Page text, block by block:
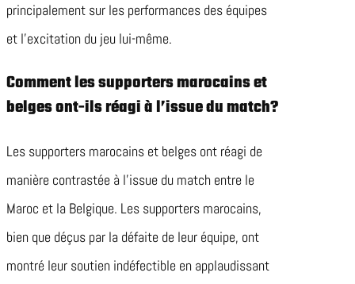
principalement sur les performances des équipes
et l’excitation du jeu lui-même.
Comment les supporters marocains et
belges ont-ils réagi à l’issue du match?
Les supporters marocains et belges ont réagi de
manière contrastée à l’issue du match entre le
Maroc et la Belgique. Les supporters marocains,
bien que déçus par la défaite de leur équipe, ont
montré leur soutien indéfectible en applaudissant